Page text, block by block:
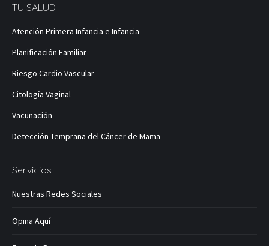
se
abre
una
ventana
nueva
se
abre
una
ventana
nueva
una
ventana
abre
una
ventana
abre
ventana
TU SALUD
Atención Primera Infancia e Infancia
Planificación Familiar
Riesgo Cardio Vascular
Citología Vaginal
Vacunación
Detección Temprana del Cáncer de Mama
Servicios
Nuestras Redes Sociales
Opina Aquí